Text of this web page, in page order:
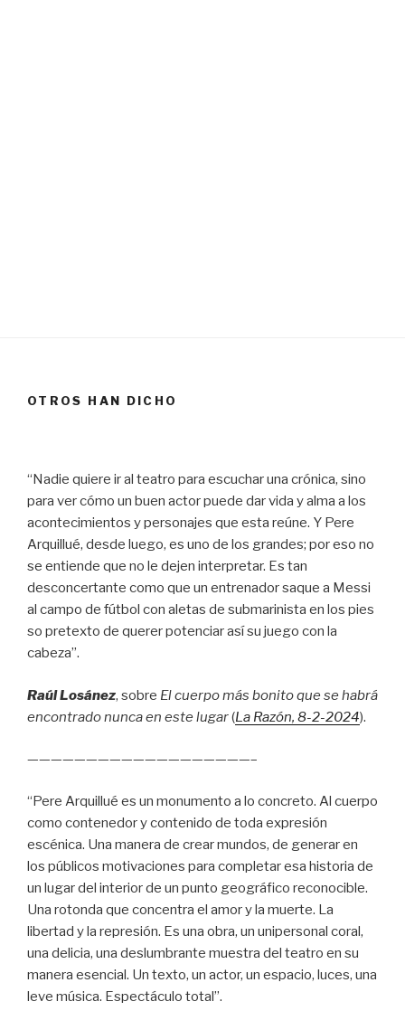
OTROS HAN DICHO
“Nadie quiere ir al teatro para escuchar una crónica, sino
para ver cómo un buen actor puede dar vida y alma a los
acontecimientos y personajes que esta reúne. Y Pere
Arquillué, desde luego, es uno de los grandes; por eso no
se entiende que no le dejen interpretar. Es tan
desconcertante como que un entrenador saque a Messi
al campo de fútbol con aletas de submarinista en los pies
so pretexto de querer potenciar así su juego con la
cabeza”.
Raúl Losánez, sobre El cuerpo más bonito que se habrá
encontrado nunca en este lugar(La Razón, 8-2-2024).
———————————————————–
“Pere Arquillué es un monumento a lo concreto. Al cuerpo
como contenedor y contenido de toda expresión
escénica. Una manera de crear mundos, de generar en
los públicos motivaciones para completar esa historia de
un lugar del interior de un punto geográfico reconocible.
Una rotonda que concentra el amor y la muerte. La
libertad y la represión. Es una obra, un unipersonal coral,
una delicia, una deslumbrante muestra del teatro en su
manera esencial. Un texto, un actor, un espacio, luces, una
leve música. Espectáculo total”.